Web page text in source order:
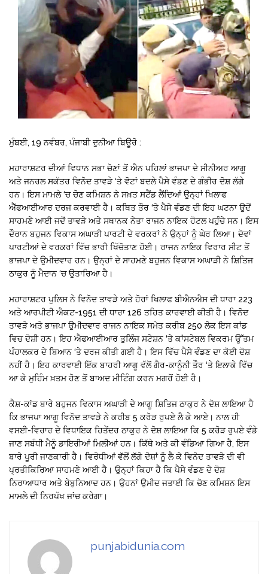
ਮੁੰਬਈ, 19 ਨਵੰਬਰ, ਪੰਜਾਬੀ ਦੁਨੀਆ ਬਿਊਰੋ :
ਮਹਾਰਾਸ਼ਟਰ ਦੀਆਂ ਵਿਧਾਨ ਸਭਾ ਚੋਣਾਂ ਤੋਂ ਐਨ ਪਹਿਲਾਂ ਭਾਜਪਾ ਦੇ ਸੀਨੀਅਰ ਆਗੂ
ਅਤੇ ਜਨਰਲ ਸਕੱਤਰ ਵਿਨੋਦ ਤਾਵੜੇ ‘ਤੇ ਵੋਟਾਂ ਬਦਲੇ ਪੈਸੇ ਵੰਡਣ ਦੇ ਗੰਭੀਰ ਦੋਸ਼ ਲੱਗੇ
ਹਨ। ਇਸ ਮਾਮਲੇ ‘ਚ ਚੋਣ ਕਮਿਸ਼ਨ ਨੇ ਸਖ਼ਤ ਸਟੈਂਡ ਲੈਂਦਿਆਂ ਉਨ੍ਹਾਂ ਖਿਲਾਫ
ਐੱਫਆਈਆਰ ਦਰਜ ਕਰਵਾਈ ਹੈ। ਕਥਿਤ ਤੌਰ ‘ਤੇ ਪੈਸੇ ਵੰਡਣ ਦੀ ਇਹ ਘਟਨਾ ਉਦੋਂ
ਸਾਹਮਣੇ ਆਈ ਜਦੋਂ ਤਾਵੜੇ ਅਤੇ ਸਥਾਨਕ ਨੇਤਾ ਰਾਜਨ ਨਾਇਕ ਹੋਟਲ ਪਹੁੰਚੇ ਸਨ। ਇਸ
ਦੌਰਾਨ ਬਹੁਜਨ ਵਿਕਾਸ ਅਘਾੜੀ ਪਾਰਟੀ ਦੇ ਵਰਕਰਾਂ ਨੇ ਉਨ੍ਹਾਂ ਨੂੰ ਘੇਰ ਲਿਆ। ਦੋਵਾਂ
ਪਾਰਟੀਆਂ ਦੇ ਵਰਕਰਾਂ ਵਿੱਚ ਭਾਰੀ ਖਿੱਚੋਤਾਣ ਹੋਈ। ਰਾਜਨ ਨਾਇਕ ਵਿਰਾਰ ਸੀਟ ਤੋਂ
ਭਾਜਪਾ ਦੇ ਉਮੀਦਵਾਰ ਹਨ। ਉਨ੍ਹਾਂ ਦੇ ਸਾਹਮਣੇ ਬਹੁਜਨ ਵਿਕਾਸ ਅਘਾੜੀ ਨੇ ਸ਼ਿਤਿਜ
ਠਾਕੁਰ ਨੂੰ ਮੈਦਾਨ ‘ਚ ਉਤਾਰਿਆ ਹੈ।
ਮਹਾਰਾਸ਼ਟਰ ਪੁਲਿਸ ਨੇ ਵਿਨੋਦ ਤਾਵੜੇ ਅਤੇ ਹੋਰਾਂ ਖਿਲਾਫ ਬੀਐਨਐਸ ਦੀ ਧਾਰਾ 223
ਅਤੇ ਆਰਪੀਟੀ ਐਕਟ-1951 ਦੀ ਧਾਰਾ 126 ਤਹਿਤ ਕਾਰਵਾਈ ਕੀਤੀ ਹੈ। ਵਿਨੋਦ
ਤਾਵੜੇ ਅਤੇ ਭਾਜਪਾ ਉਮੀਦਵਾਰ ਰਾਜਨ ਨਾਇਕ ਸਮੇਤ ਕਰੀਬ 250 ਲੋਕ ਇਸ ਕਾਂਡ
ਵਿਚ ਦੋਸ਼ੀ ਹਨ। ਇਹ ਐਫਆਈਆਰ ਤੁਲਿੰਜ ਸਟੇਸ਼ਨ ‘ਤੇ ਕਾਂਸਟੇਬਲ ਵਿਕਰਮ ਉੱਤਮ
ਪੰਹਾਲਕਰ ਦੇ ਬਿਆਨ ‘ਤੇ ਦਰਜ ਕੀਤੀ ਗਈ ਹੈ। ਇਸ ਵਿੱਚ ਪੈਸੇ ਵੰਡਣ ਦਾ ਕੋਈ ਦੋਸ਼
ਨਹੀਂ ਹੈ। ਇਹ ਕਾਰਵਾਈ ਇੱਕ ਬਾਹਰੀ ਆਗੂ ਵੱਲੋਂ ਗੈਰ-ਕਾਨੂੰਨੀ ਤੌਰ ‘ਤੇ ਇਲਾਕੇ ਵਿੱਚ
ਆ ਕੇ ਮੁਹਿੰਮ ਖ਼ਤਮ ਹੋਣ ਤੋਂ ਬਾਅਦ ਮੀਟਿੰਗ ਕਰਨ ਮਗਰੋਂ ਹੋਈ ਹੈ।
ਕੈਸ਼-ਕਾਂਡ ਬਾਰੇ ਬਹੁਜਨ ਵਿਕਾਸ ਅਘਾੜੀ ਦੇ ਆਗੂ ਸ਼ਿਤਿਜ ਠਾਕੁਰ ਨੇ ਦੋਸ਼ ਲਾਇਆ ਹੈ
ਕਿ ਭਾਜਪਾ ਆਗੂ ਵਿਨੋਦ ਤਾਵੜੇ ਨੇ ਕਰੀਬ 5 ਕਰੋੜ ਰੁਪਏ ਲੈ ਕੇ ਆਏ। ਨਾਲ ਹੀ
ਵਸਈ-ਵਿਰਾਰ ਦੇ ਵਿਧਾਇਕ ਹਿਤੇਂਦਰ ਠਾਕੁਰ ਨੇ ਦੋਸ਼ ਲਾਇਆ ਕਿ 5 ਕਰੋੜ ਰੁਪਏ ਵੰਡੇ
ਜਾਣ ਸਬੰਧੀ ਮੈਨੂੰ ਡਾਇਰੀਆਂ ਮਿਲੀਆਂ ਹਨ। ਕਿੱਥੇ ਅਤੇ ਕੀ ਵੰਡਿਆ ਗਿਆ ਹੈ, ਇਸ
ਬਾਰੇ ਪੂਰੀ ਜਾਣਕਾਰੀ ਹੈ। ਵਿਰੋਧੀਆਂ ਵੱਲੋਂ ਲੱਗੇ ਦੋਸ਼ਾਂ ਨੂੰ ਲੈ ਕੇ ਵਿਨੋਦ ਤਾਵੜੇ ਦੀ ਵੀ
ਪ੍ਰਤੀਕਿਰਿਆ ਸਾਹਮਣੇ ਆਈ ਹੈ। ਉਨ੍ਹਾਂ ਕਿਹਾ ਹੈ ਕਿ ਪੈਸੇ ਵੰਡਣ ਦੇ ਦੋਸ਼
ਨਿਰਾਆਧਾਰ ਅਤੇ ਬੇਬੁਨਿਆਦ ਹਨ। ਉਹਨਾਂ ਉਮੀਦ ਜਤਾਈ ਕਿ ਚੋਣ ਕਮਿਸ਼ਨ ਇਸ
ਮਾਮਲੇ ਦੀ ਨਿਰਪੱਖ ਜਾਂਚ ਕਰੇਗਾ।
punjabidunia.com